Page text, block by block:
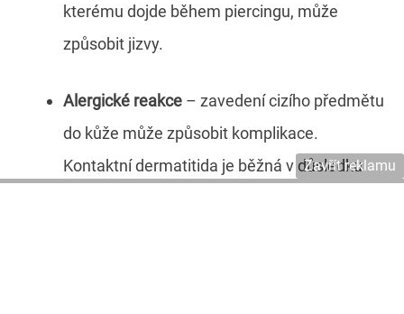
kterému dojde během piercingu, může
způsobit jizvy.
Alergické reakce – zavedení cizího předmětu
do kůže může způsobit komplikace.
Kontaktní dermatitida je běžná v důsledku
Zavřít reklamu